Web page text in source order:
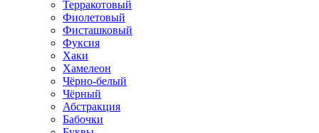
Терракотовый
Фиолетовый
Фисташковый
Фуксия
Хаки
Хамелеон
Чёрно-белый
Чёрный
Абстракция
Бабочки